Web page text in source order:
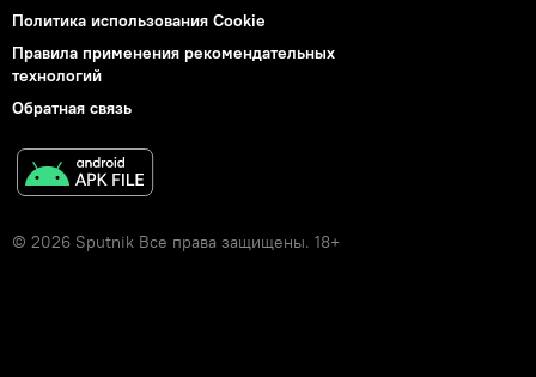
Политика использования Cookie
Правила применения рекомендательных
технологий
Обратная связь
© 2026 Sputnik Все права защищены. 18+